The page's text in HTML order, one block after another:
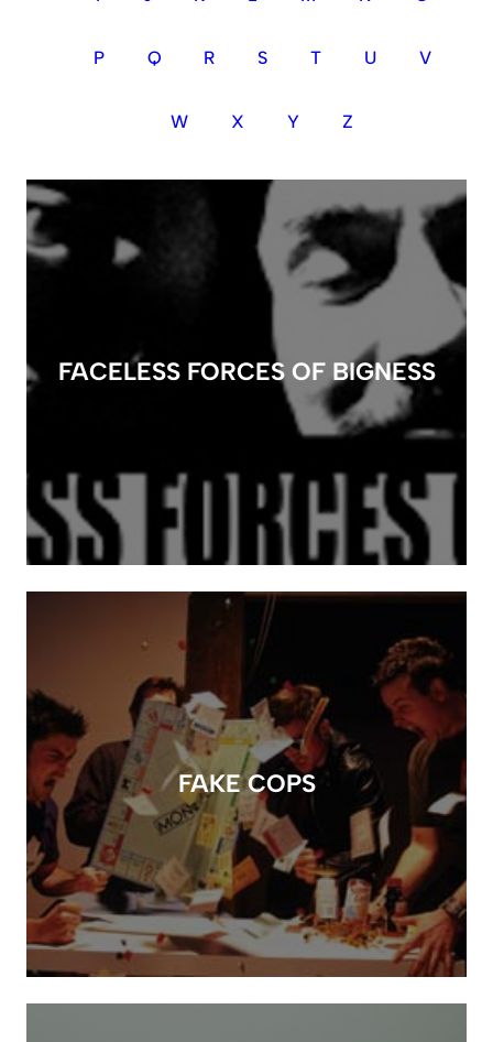
P Q R S T U V
W X Y Z
FACELESS FORCES OF BIGNESS
FAKE COPS